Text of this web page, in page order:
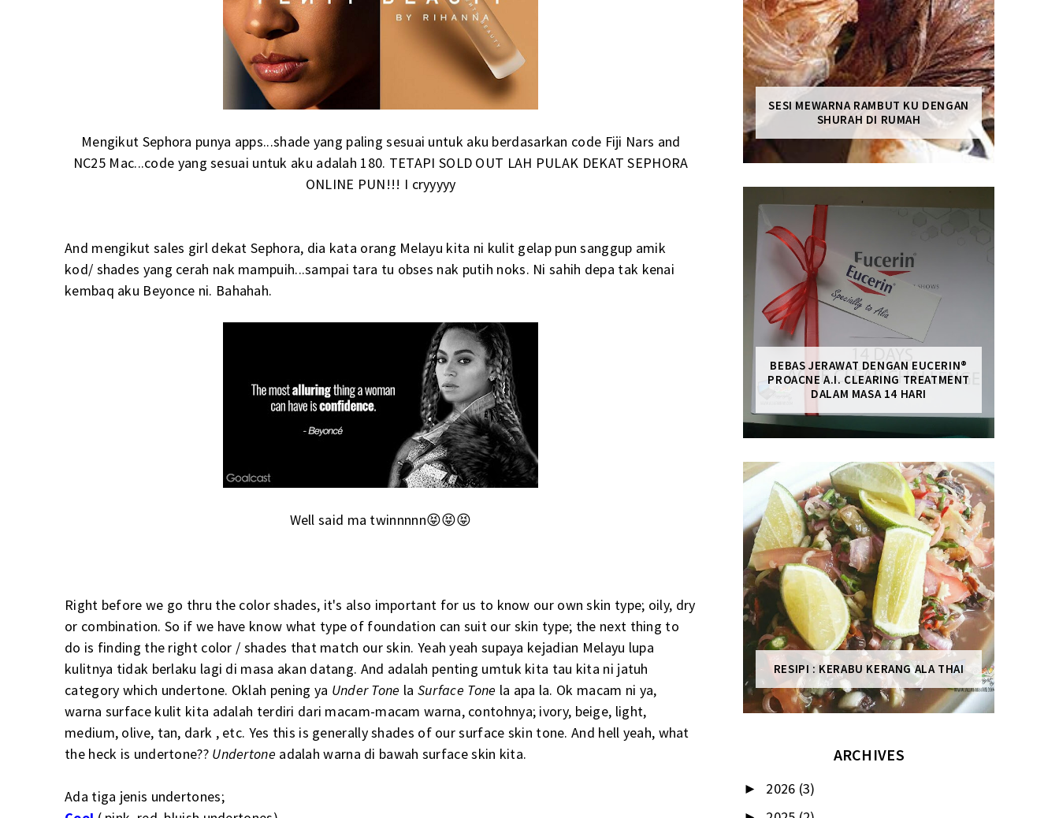
Mengikut Sephora punya apps...shade yang paling sesuai untuk aku berdasarkan code Fiji Nars and
NC25 Mac...code yang sesuai untuk aku adalah 180. TETAPI SOLD OUT LAH PULAK DEKAT SEPHORA
ONLINE PUN!!! I cryyyyy
And mengikut sales girl dekat Sephora, dia kata orang Melayu kita ni kulit gelap pun sanggup amik
kod/ shades yang cerah nak mampuih...sampai tara tu obses nak putih noks. Ni sahih depa tak kenai
kembaq aku Beyonce ni. Bahahah.
Well said ma twinnnnn😝😝😝
Right before we go thru the color shades, it's also important for us to know our own skin type; oily, dry
or combination. So if we have know what type of foundation can suit our skin type; the next thing to
do is finding the right color / shades that match our skin. Yeah yeah supaya kejadian Melayu lupa
kulitnya tidak berlaku lagi di masa akan datang. And adalah penting umtuk kita tau kita ni jatuh
category which undertone. Oklah pening ya Under Tone la Surface Tone la apa la. Ok macam ni ya,
warna surface kulit kita adalah terdiri dari macam-macam warna, contohnya; ivory, beige, light,
medium, olive, tan, dark , etc. Yes this is generally shades of our surface skin tone. And hell yeah, what
the heck is undertone?? Undertone adalah warna di bawah surface skin kita.
Ada tiga jenis undertones;
SESI MEWARNA RAMBUT KU DENGAN
SHURAH DI RUMAH
BEBAS JERAWAT DENGAN EUCERIN®
PROACNE A.I. CLEARING TREATMENT
DALAM MASA 14 HARI
RESIPI : KERABU KERANG ALA THAI
ARCHIVES
► 2026 (3)